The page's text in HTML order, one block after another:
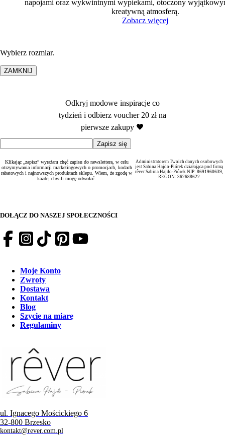
napojami oraz wykwintnymi wypiekami, otoczony
kreatywną atmosferą.
Zobacz więcej
Wybierz rozmiar.
ZAMKNIJ
Odkryj modowe inspiracje co
tydzień i odbierz voucher 20 zł na
pierwsze zakupy 🖤
Klikając „zapisz” wyrażam chęć zapisu do newslettera, w celu
otrzymywania informacji marketingowych o promocjach, kodach
rabatowych i najnowszych produktach sklepu. Wiem, że zgodę w
każdej chwili mogę odwołać.
Administratorem Twoich danych osobowych
jest Sabina Hajdo-Piórek działająca pod firmą
rêver Sabina Hajdo-Piórek NIP: 8691960639,
REGON: 362688622
DOŁĄCZ DO NASZEJ SPOŁECZNOŚCI
Moje Konto
Zwroty
Dostawa
Kontakt
Blog
Szycie na miarę
Regulaminy
ul. Ignacego Mościckiego 6
32-800 Brzesko
kontakt@rever.com.pl